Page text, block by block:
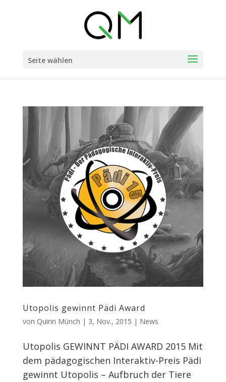
Seite wählen
Utopolis gewinnt Pädi Award
von Quirin Münch | 3, Nov., 2015 | News
Utopolis GEWINNT PÄDI AWARD 2015 Mit
dem pädagogischen Interaktiv-Preis Pädi
gewinnt Utopolis – Aufbruch der Tiere